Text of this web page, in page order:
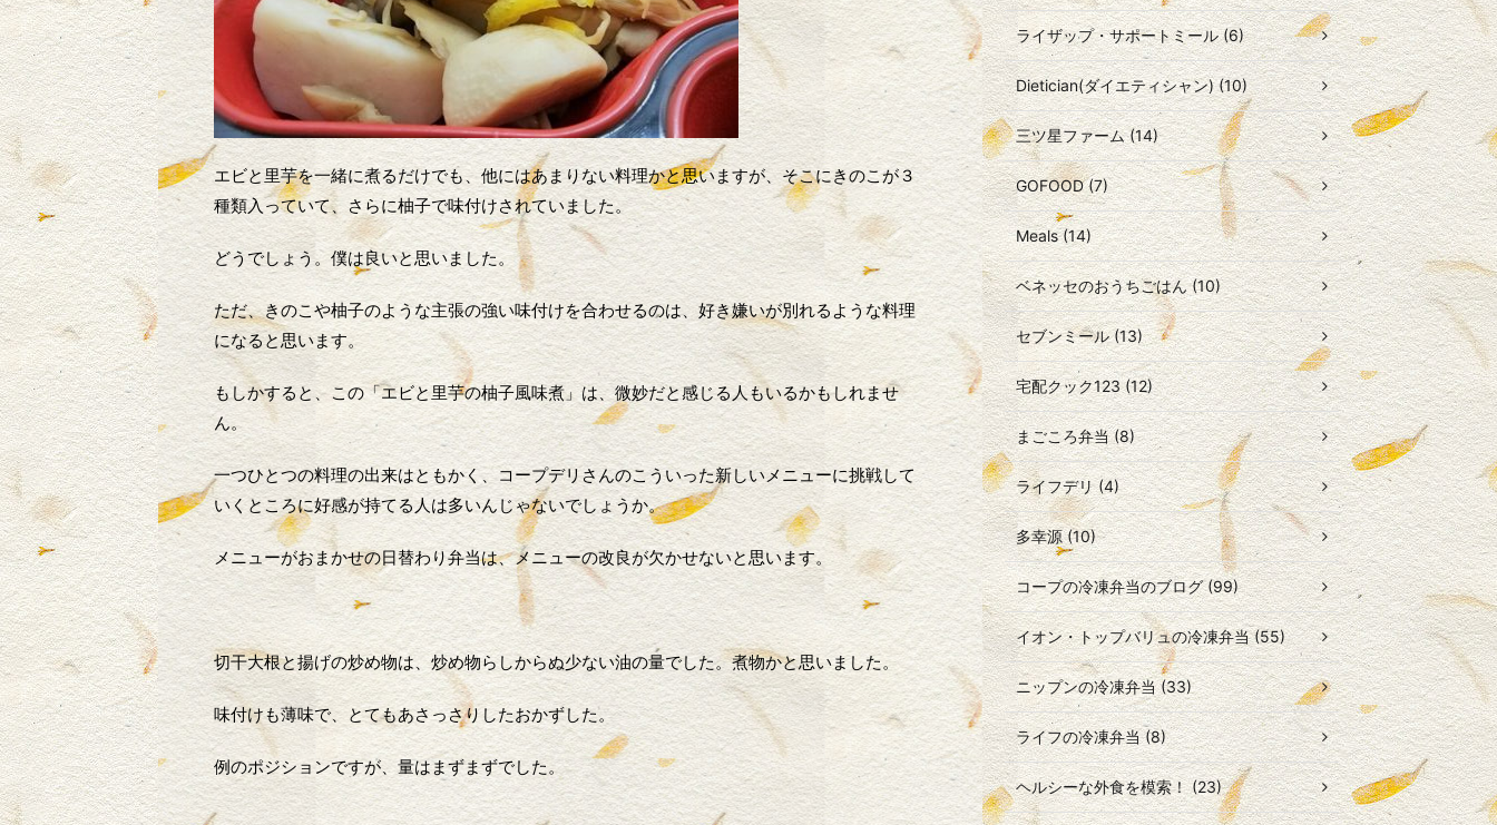
エビと里芋を一緒に煮るだけでも、他にはあまりない料理かと思いますが、そこにきのこが３
種類入っていて、さらに柚子で味付けされていました。
どうでしょう。僕は良いと思いました。
ただ、きのこや柚子のような主張の強い味付けを合わせるのは、好き嫌いが別れるような料理
になると思います。
もしかすると、この「エビと里芋の柚子風味煮」は、微妙だと感じる人もいるかもしれませ
ん。
一つひとつの料理の出来はともかく、コープデリさんのこういった新しいメニューに挑戦して
いくところに好感が持てる人は多いんじゃないでしょうか。
メニューがおまかせの日替わり弁当は、メニューの改良が欠かせないと思います。
切干大根と揚げの炒め物は、炒め物らしからぬ少ない油の量でした。煮物かと思いました。
味付けも薄味で、とてもあさっさりしたおかずした。
例のポジションですが、量はまずまずでした。
ライザップ・サポートミール (6)
Dietician(ダイエティシャン) (10)
三ツ星ファーム (14)
GOFOOD (7)
Meals (14)
ベネッセのおうちごはん (10)
セブンミール (13)
宅配クック123 (12)
まごころ弁当 (8)
ライフデリ (4)
多幸源 (10)
コープの冷凍弁当のブログ (99)
イオン・トップバリュの冷凍弁当 (55)
ニップンの冷凍弁当 (33)
ライフの冷凍弁当 (8)
ヘルシーな外食を模索！ (23)